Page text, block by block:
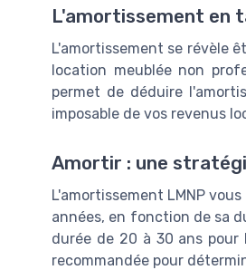
L'amortissement en
L'amortissement se révèle
location meublée non
permet de déduire
imposable de vos revenus
Amortir : une
L'amortissement LMNP
années, en fonction de sa
durée de 20 à 30 ans
recommandée pour